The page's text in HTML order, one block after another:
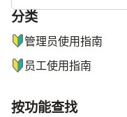
ナビゲーションメニュー
分类
管理员使用指南
员工使用指南
按功能查找